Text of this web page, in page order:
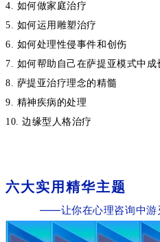
4. 如何做家庭治疗
5. 如何运用雕塑治疗
6. 如何处理性侵事件和创伤
7. 如何帮助自己在萨提亚模式中成
8. 萨提亚治疗理念的精髓
9. 精神疾病的处理
10. 边缘型人格治疗
六大实用精华主题
——让你在心理咨询中游